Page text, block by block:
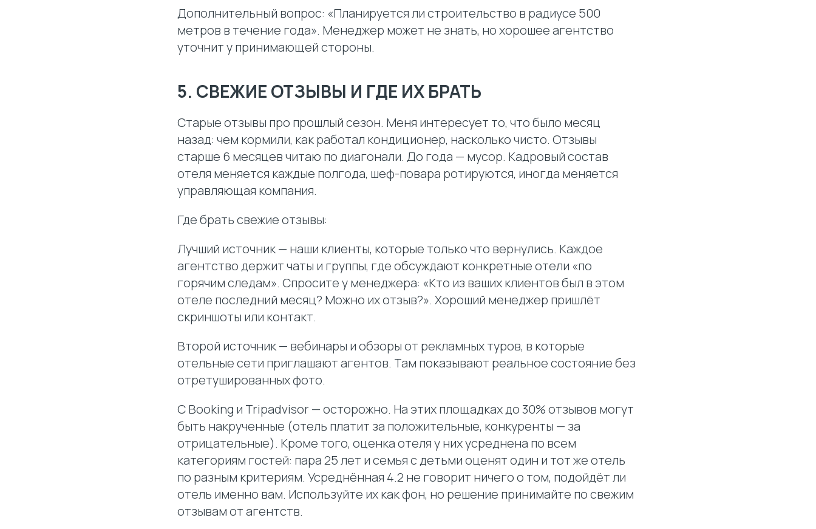
Дополнительный вопрос: «Планируется ли строительство в радиусе 500
метров в течение года». Менеджер может не знать, но хорошее агентство
уточнит у принимающей стороны.
5. СВЕЖИЕ ОТЗЫВЫ И ГДЕ ИХ БРАТЬ
Старые отзывы про прошлый сезон. Меня интересует то, что было месяц
назад: чем кормили, как работал кондиционер, насколько чисто. Отзывы
старше 6 месяцев читаю по диагонали. До года — мусор. Кадровый состав
отеля меняется каждые полгода, шеф-повара ротируются, иногда меняется
управляющая компания.
Где брать свежие отзывы:
Лучший источник — наши клиенты, которые только что вернулись. Каждое
агентство держит чаты и группы, где обсуждают конкретные отели «по
горячим следам». Спросите у менеджера: «Кто из ваших клиентов был в этом
отеле последний месяц? Можно их отзыв?». Хороший менеджер пришлёт
скриншоты или контакт.
Второй источник — вебинары и обзоры от рекламных туров, в которые
отельные сети приглашают агентов. Там показывают реальное состояние без
отретушированных фото.
С Booking и Tripadvisor — осторожно. На этих площадках до 30% отзывов могут
быть накрученные (отель платит за положительные, конкуренты — за
отрицательные). Кроме того, оценка отеля у них усреднена по всем
категориям гостей: пара 25 лет и семья с детьми оценят один и тот же отель
по разным критериям. Усреднённая 4.2 не говорит ничего о том, подойдёт ли
отель именно вам. Используйте их как фон, но решение принимайте по свежим
отзывам от агентств.